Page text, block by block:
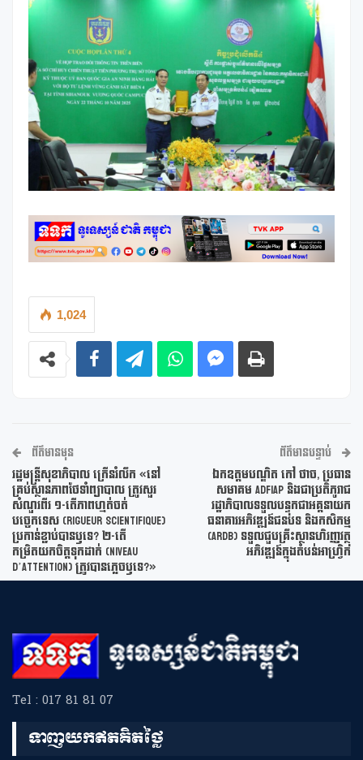
1,024
ព័ត៌មានមុន
រដ្ឋមន្រ្តីសុខាភិបាល ក្រើនរំលឹក «នៅ
គ្រប់ស្ថានភាពថែទាំព្យាបាល ត្រូវសួរ
សំណួរពីរ ១-តើភាពហ្មត់ចត់
បច្ចេកទេស (rigueur scientifique)
ប្រកាន់ខ្ជាប់បានឫទេ? ២-តើ
កម្រិតយកចិត្តទុកដាក់ (niveau
d’attention) ត្រូវបានភ្លេចឫទេ?»
ព័ត៌មានបន្ទាប់
ឯកឧត្តមបណ្ឌិត កៅ ថាច, ប្រធាន
សមាគម ADFIAP និងជាប្រតិភូរាជ
រដ្ឋាភិបាលទទួលបន្ទុកជាអគ្គនាយក
ធនាគារអភិវឌ្ឍន៍ជនបទ និងកសិកម្ម
(ARDB) ទទួលជួបគ្រឹះស្ថានហិរញ្ញវត្ថុ
អភិវឌ្ឍន៍ក្នុងតំបន់អាហ្រ្វិក
Tel : 017 81 81 07
ទាញយកឥតគិតថ្លៃ